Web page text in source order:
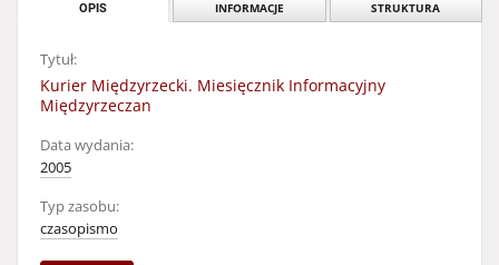
OPIS INFORMACJE STRUKTURA
Tytuł:
Kurier Międzyrzecki. Miesięcznik Informacyjny
Międzyrzeczan
Data wydania:
2005
Typ zasobu:
czasopismo